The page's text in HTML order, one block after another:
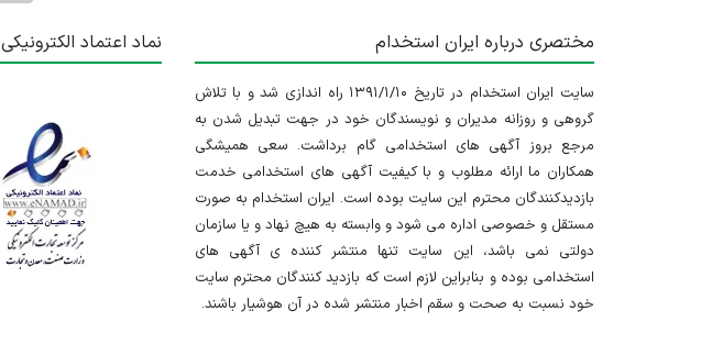
مختصری درباره ایران استخدام
سایت ایران استخدام در تاریخ ۱۳۹۱/۱/۱۰ راه اندازی شد و با تلاش
گروهی و روزانه مدیران و نویسندگان خود در جهت تبدیل شدن به
مرجع بروز آگهی های استخدامی گام برداشت. سعی همیشگی
همکاران ما ارائه مطلوب و با کیفیت آگهی های استخدامی خدمت
بازدیدکنندگان محترم این سایت بوده است. ایران استخدام به صورت
مستقل و خصوصی اداره می شود و وابسته به هیچ نهاد و یا سازمان
دولتی نمی باشد، این سایت تنها منتشر کننده ی آگهی های
استخدامی بوده و بنابراین لازم است که بازدید کنندگان محترم سایت
خود نسبت به صحت و سقم اخبار منتشر شده در آن هوشیار باشند.
نماد اعتماد الکترونیکی